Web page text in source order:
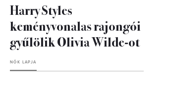
Harry Styles
keményvonalas rajongói
gyűlölik Olivia Wilde-ot
NŐK LAPJA